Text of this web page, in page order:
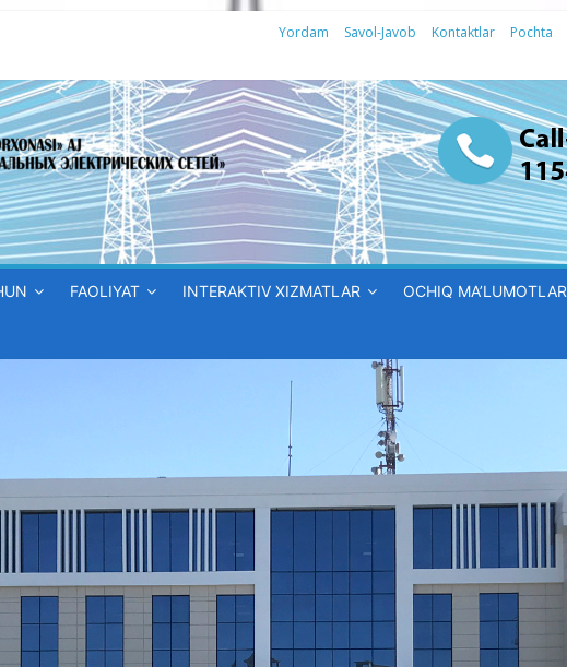
Yordam Savol-Javob Kontaktlar Pochta
FAOLIYAT INTERAKTIV XIZMATLAR OCHIQ MA’LUMOTLAR